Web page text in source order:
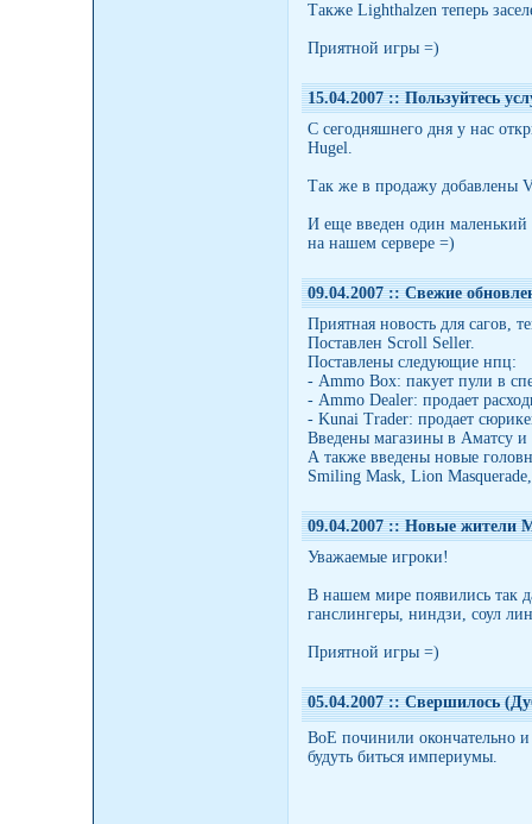
Также Lighthalzen теперь
Приятной игры =)
15.04.2007 :: Пользуйтесь
С сегодняшнего дня у нас
Hugel.
Так же в продажу добавлены
И еще введен один маленький
на нашем сервере =)
09.04.2007 :: Свежие
Приятная новость для сагов,
Поставлен Scroll Seller.
Поставлены следующие нпц:
- Ammo Box: пакует пули в
- Ammo Dealer: продает
- Kunai Trader: продает
Введены магазины в Аматсу и
А также введены новые
Smiling Mask, Lion
09.04.2007 :: Новые жители
Уважаемые игроки!
В нашем мире появились так
ганслингеры, ниндзи, соул
Приятной игры =)
05.04.2007 :: Свершилось
ВоЕ починили окончательно
будуть биться империумы.